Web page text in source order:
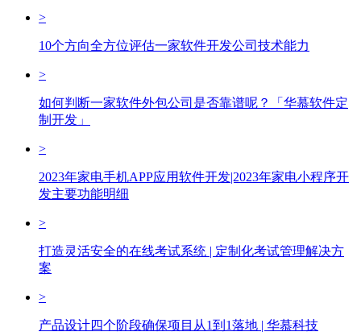
>
10个方向全方位评估一家软件开发公司技术能力
>
如何判断一家软件外包公司是否靠谱呢？「华慕软件定
制开发」
>
2023年家电手机APP应用软件开发|2023年家电小程序开
发主要功能明细
>
打造灵活安全的在线考试系统 | 定制化考试管理解决方
案
>
产品设计四个阶段确保项目从1到1落地 | 华慕科技